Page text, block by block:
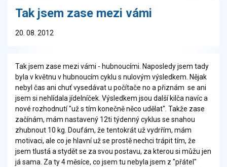
Tak jsem zase mezi vámi
20. 08. 2012
Tak jsem zase mezi vámi - hubnoucími. Naposledy jsem tady
byla v květnu v hubnoucím cyklu s nulovým výsledkem. Nějak
nebyl čas ani chuť vysedávat u počítače no a přiznám se ani
jsem si nehlídala jídelníček. Výsledkem jsou další kilča navíc a
nové rozhodnutí "už s tím konečně něco udělat". Takže zase
začínám, mám nastavený 12ti týdenný cyklus se snahou
zhubnout 10 kg. Doufám, že tentokrát už vydrřím, mám
motivaci, ale co je hlavní už se prostě nechci trápit tím, že
jsem tlustá a stydět se za svou postavu, za kterou si můžu jen
já sama. Za ty 4 měsíce, co jsem tu nebyla jsem z "přátel"